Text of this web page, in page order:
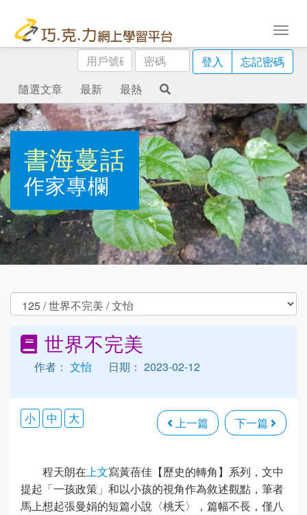
用
戶
號
碼
密
碼
登入
忘記密碼
隨選文章
最新 最熱
書海蔓話
作家專欄
世界不完美
作者： 文怡 日期： 2023-02-12
上一篇 下一篇
小 中 大
程天朗在上文寫黃蓓佳【歷史的轉角】系列，文中
提起「一孩政策」和以小孩的視角作為敘述觀點，筆者
馬上想起張曼娟的短篇小說〈桃夭〉，篇幅不長，僅八